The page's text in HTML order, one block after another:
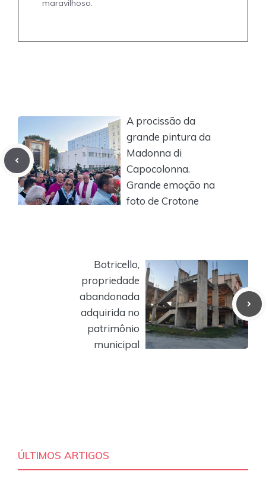
maravilhoso.
A procissão da
grande pintura da
Madonna di
Capocolonna.
Grande emoção na
foto de Crotone
Botricello,
propriedade
abandonada
adquirida no
patrimônio
municipal
ÚLTIMOS ARTIGOS